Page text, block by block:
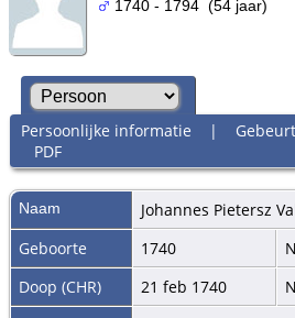
1740 - 1794 (54 jaar)
Persoonlijke informatie |
PDF
Naam Johannes Pietersz
Geboorte
1740
Doop (CHR)
21 feb 1740